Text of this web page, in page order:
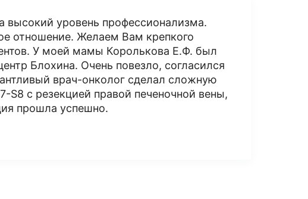
уровень профессионализма.
отношение. Желаем Вам крепкого
У моей мамы Королькова Е.Ф. был
Блохина. Очень повезло, согласился
врач-онколог сделал сложную
S8 с резекцией правой печеночной вены,
прошла успешно.